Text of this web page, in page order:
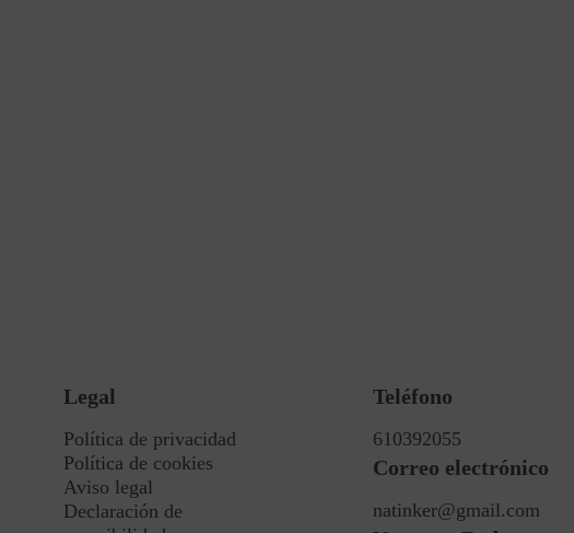
Legal
Política de privacidad
Política de cookies
Aviso legal
Declaración de
Teléfono
610392055
Correo electrónico
natinker@gmail.com